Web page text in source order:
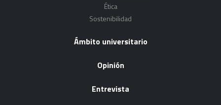
Ética
Sostenibilidad
Ámbito universitario
Opinión
Entrevista